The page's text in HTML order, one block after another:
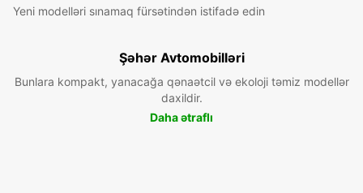
Yeni modelləri sınamaq fürsətindən istifadə edin
Şəhər Avtomobilləri
Bunlara kompakt, yanacağa qənaətcil və ekoloji təmiz modellər
daxildir.
Daha ətraflı